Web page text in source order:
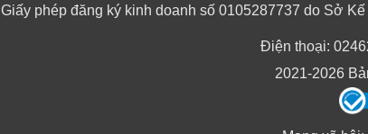
Giấy phép đăng ký kinh doanh số 0105287737 do Sở
Điện thoại:
2021-2026